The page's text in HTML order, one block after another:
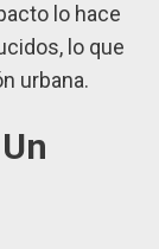
lo hace
lo que
urbana.